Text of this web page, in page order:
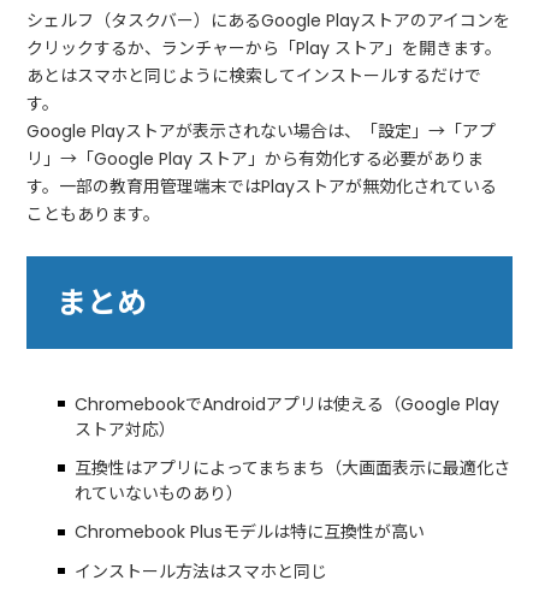
シェルフ（タスクバー）にあるGoogle Playストアのアイコンを
クリックするか、ランチャーから「Play ストア」を開きます。
あとはスマホと同じように検索してインストールするだけで
す。
Google Playストアが表示されない場合は、「設定」→「アプ
リ」→「Google Play ストア」から有効化する必要がありま
す。一部の教育用管理端末ではPlayストアが無効化されている
こともあります。
まとめ
ChromebookでAndroidアプリは使える（Google Play
ストア対応）
互換性はアプリによってまちまち（大画面表示に最適化さ
れていないものあり）
Chromebook Plusモデルは特に互換性が高い
インストール方法はスマホと同じ